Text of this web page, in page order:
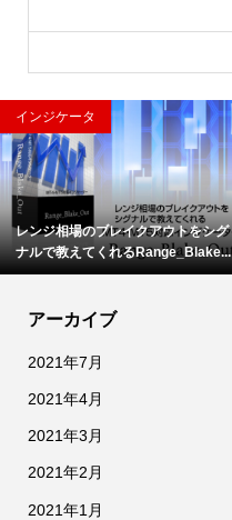
インジケータ
レンジ相場のブレイクアウトをシグ
ナルで教えてくれるRange_Blake...
アーカイブ
2021年7月
2021年4月
2021年3月
2021年2月
2021年1月